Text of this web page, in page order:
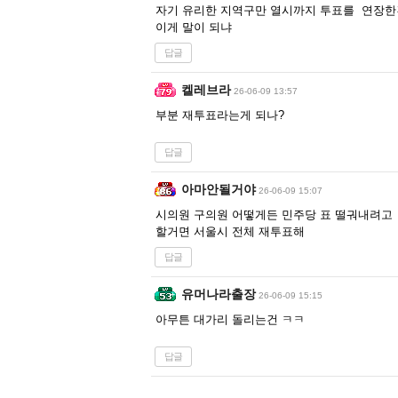
자기 유리한 지역구만 열시까지 투표를 연장
이게 말이 되냐
답글
켈레브라 26-06-09 13:57
부분 재투표라는게 되나?
답글
아마안될거야 26-06-09 15:07
시의원 구의원 어떻게든 민주당 표 떨궈내려고
할거면 서울시 전체 재투표해
답글
유머나라출장 26-06-09 15:15
아무튼 대가리 돌리는건 ㅋㅋ
답글